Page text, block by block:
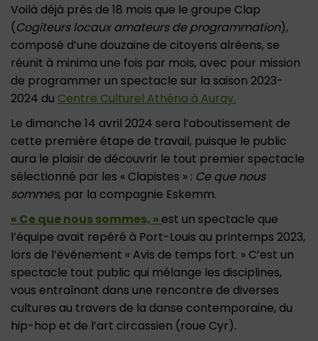
Voilà déjà près de 18 mois que le groupe Clap
(Cogiteurs locaux amateurs de programmation),
composé d’une douzaine de citoyens alréens, se
réunit à minima une fois par mois, avec pour mission
de programmer un spectacle sur la saison 2023-
2024 du Centre Culturel Athéna à Auray.
Le dimanche 14 avril 2024 sera l’aboutissement de
cette première étape de travail, puisque le public
aura le plaisir de découvrir le tout premier spectacle
sélectionné par les « Clapistes » : Ce que nous
sommes, par la compagnie Eskemm.
« Ce que nous sommes, » est un spectacle que
l’équipe avait repéré à Port-Louis au printemps 2023,
lors de l’événement « Avis de temps fort. » C’est un
spectacle tout public qui mélange les disciplines,
vous entraînant dans une rencontre de diverses
cultures au travers de la danse contemporaine, du
hip-hop et de l’art circassien (roue Cyr).